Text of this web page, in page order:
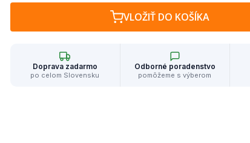
VLOŽIŤ DO KOŠÍKA
Doprava zadarmo
po celom Slovensku
Odborné poradenstvo
pomôžeme s výberom